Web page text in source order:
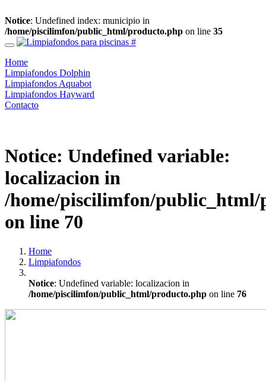
Notice: Undefined index: municipio in
/home/piscilimfon/public_html/producto.php on line 35
Home
Limpiafondos Dolphin
Limpiafondos Aquabot
Limpiafondos Hayward
Contacto
Notice: Undefined variable:
localizacion in
/home/piscilimfon/public_html/
on line 70
Home
Limpiafondos
Notice: Undefined variable: localizacion in
/home/piscilimfon/public_html/producto.php on line 76